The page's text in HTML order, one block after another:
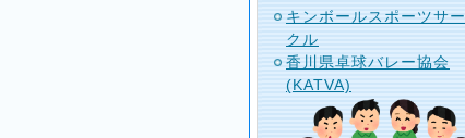
キンボールスポーツサー
クル
香川県卓球バレー協会
(KATVA)